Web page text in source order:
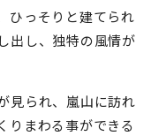
ひっそりと建てられ
出し、独特の風情が
見られ、嵐山に訪れ
りまわる事ができる